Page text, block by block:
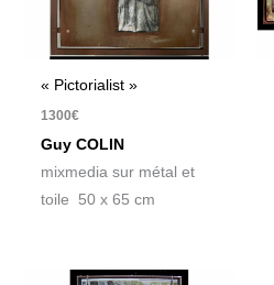
« Pictorialist »
1300€
Guy COLIN
mixmedia sur métal et
toile 50 x 65 cm